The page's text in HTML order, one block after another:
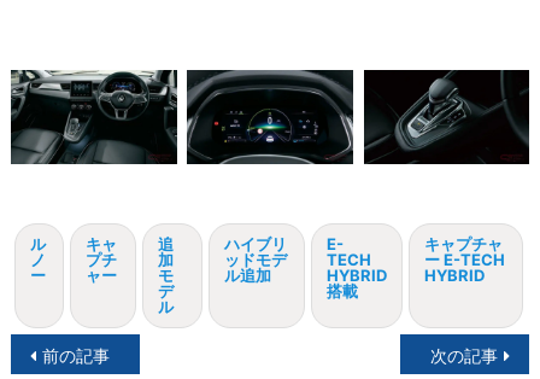
ル
ノ
ー
キャ
プチ
ャー
追
加
モ
デ
ル
ハイブリ
ッドモデ
ル追加
E-
TECH
HYBRID
搭載
キャプチャ
ー E-TECH
HYBRID
投前の記事 次の記事